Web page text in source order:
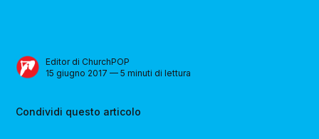
Editor di ChurchPOP
15 giugno 2017 — 5 minuti di lettura
Condividi questo articolo